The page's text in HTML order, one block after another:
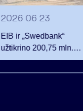
2026 06 23
EIB ir „Swedbank“
užtikrino 200,75 mln.
eurų finansavimą
Rūdninkų karinio